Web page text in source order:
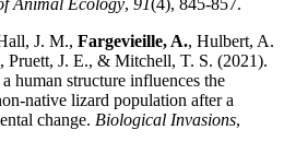
J. M., Fargevieille, A., Hulbert, A.
Pruett, J. E., & Mitchell, T. S. (2021).
human structure influences the
native lizard population after a
change. Biological Invasions,